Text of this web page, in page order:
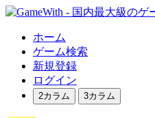
ホーム
ゲーム検索
新規登録
ログイン
2カラム 3カラム